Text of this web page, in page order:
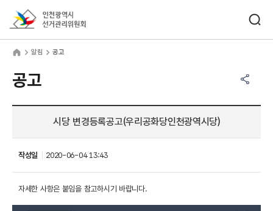
알림 공고
공고
시당 변경등록공고(우리공화당인천광역시당)
작성일 2020-06-04 13:43
자세한 사항은 붙임을 참고하시기 바랍니다.